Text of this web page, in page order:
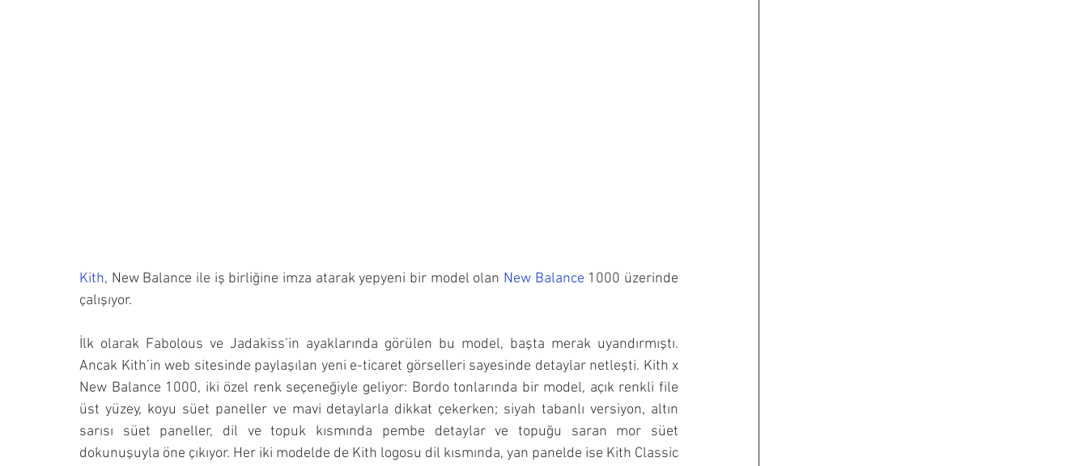
Kith, New Balance ile iş birliğine imza atarak yepyeni bir model olan New Balance 1000 üzerinde
çalışıyor.
İlk olarak Fabolous ve Jadakiss’in ayaklarında görülen bu model, başta merak uyandırmıştı.
Ancak Kith’in web sitesinde paylaşılan yeni e-ticaret görselleri sayesinde detaylar netleşti. Kith x
New Balance 1000, iki özel renk seçeneğiyle geliyor: Bordo tonlarında bir model, açık renkli file
üst yüzey, koyu süet paneller ve mavi detaylarla dikkat çekerken; siyah tabanlı versiyon, altın
sarısı süet paneller, dil ve topuk kısmında pembe detaylar ve topuğu saran mor süet
dokunuşuyla öne çıkıyor. Her iki modelde de Kith logosu dil kısmında, yan panelde ise Kith Classic